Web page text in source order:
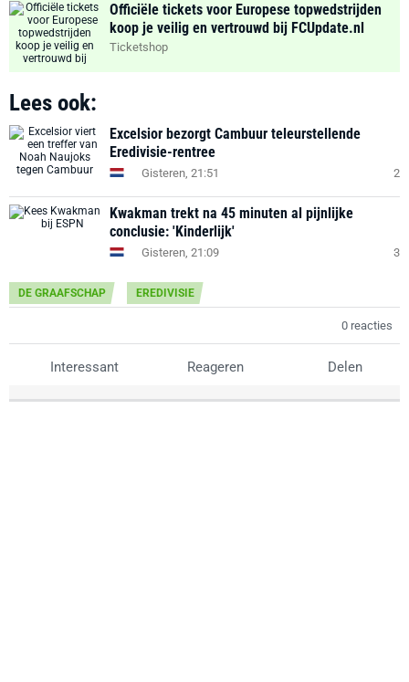
Officiële tickets voor Europese topwedstrijden
koop je veilig en vertrouwd bij FCUpdate.nl
Ticketshop
Lees ook:
Excelsior bezorgt Cambuur teleurstellende
Eredivisie-rentree
Gisteren, 21:51 2
Kwakman trekt na 45 minuten al pijnlijke
conclusie: 'Kinderlijk'
Gisteren, 21:09 3
DE GRAAFSCHAP EREDIVISIE
0 reacties
Interessant Reageren Delen